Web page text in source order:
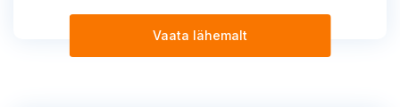
Vaata lähemalt